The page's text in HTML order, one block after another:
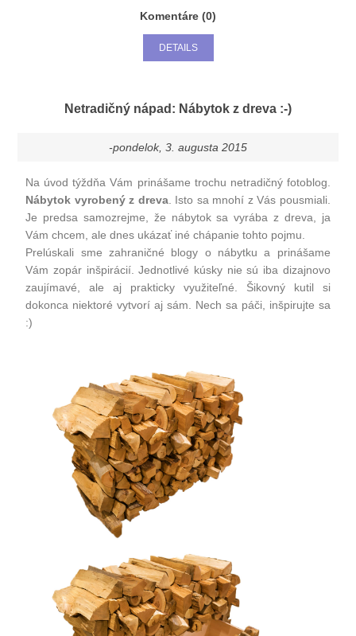
Komentáre (0)
DETAILS
Netradičný nápad: Nábytok z dreva :-)
-pondelok, 3. augusta 2015
Na úvod týždňa Vám prinášame trochu netradičný fotoblog.
Nábytok vyrobený z dreva. Isto sa mnohí z Vás pousmiali.
Je predsa samozrejme, že nábytok sa vyrába z dreva, ja
Vám chcem, ale dnes ukázať iné chápanie tohto pojmu.
Prelúskali sme zahraničné blogy o nábytku a prinášame
Vám zopár inšpirácií. Jednotlivé kúsky nie sú iba dizajnovo
zaujímavé, ale aj prakticky využiteľné. Šikovný kutil si
dokonca niektoré vytvorí aj sám. Nech sa páči, inšpirujte sa
:)